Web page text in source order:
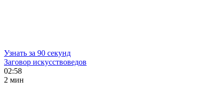
Узнать за 90 секунд
Заговор искусствоведов
02:58
2 мин